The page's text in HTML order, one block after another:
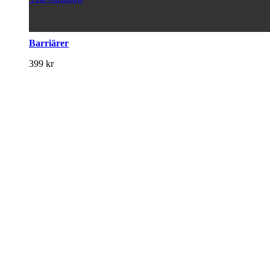
Barriärer
399 kr